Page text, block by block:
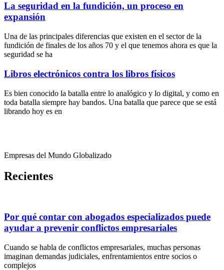
La seguridad en la fundición, un proceso en
expansión
Una de las principales diferencias que existen en el sector de la
fundición de finales de los años 70 y el que tenemos ahora es que la
seguridad se ha
Libros electrónicos contra los libros físicos
Es bien conocido la batalla entre lo analógico y lo digital, y como en
toda batalla siempre hay bandos. Una batalla que parece que se está
librando hoy es en
Empresas del Mundo Globalizado
Recientes
Por qué contar con abogados especializados puede
ayudar a prevenir conflictos empresariales
Cuando se habla de conflictos empresariales, muchas personas
imaginan demandas judiciales, enfrentamientos entre socios o
complejos